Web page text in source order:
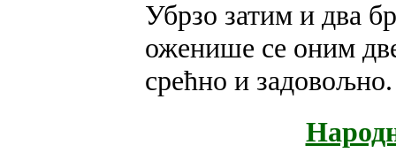
Убрзо затим и два
оженише се оним
срећно и задовољно.